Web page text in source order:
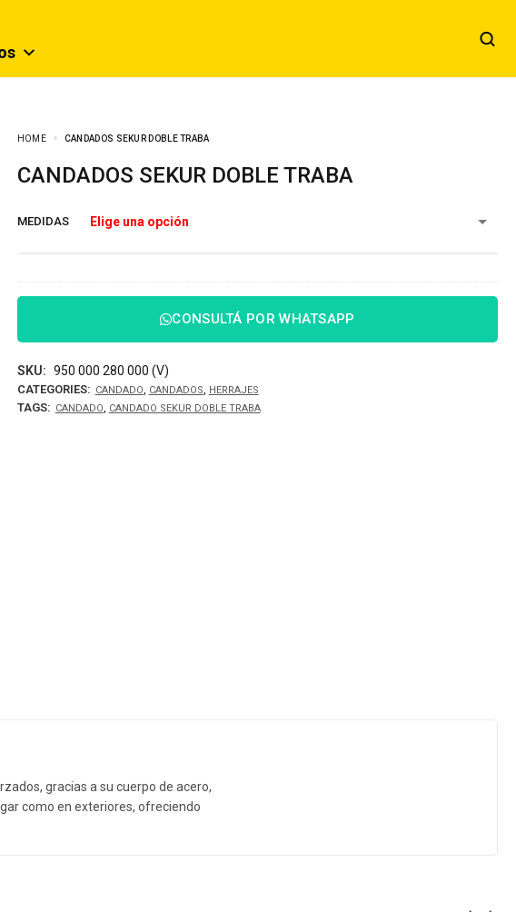
HOME CANDADOS SEKUR DOBLE TRABA
CANDADOS SEKUR DOBLE TRABA
MEDIDAS
CONSULTÁ POR WHATSAPP
SKU: 950 000 280 000 (V)
CATEGORIES: CANDADO, CANDADOS, HERRAJES
TAGS: CANDADO, CANDADO SEKUR DOBLE TRABA
gracias a su cuerpo de acero,
como en exteriores, ofreciendo